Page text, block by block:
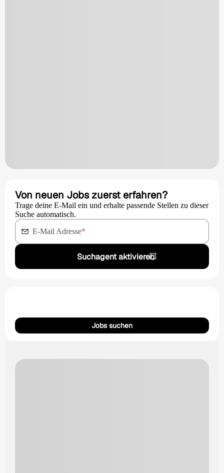
Von neuen Jobs zuerst erfahren?
Trage deine E-Mail ein und erhalte passende Stellen zu dieser
Suche automatisch.
E-Mail Adresse*
Suchagent aktivieren
Jobs suchen